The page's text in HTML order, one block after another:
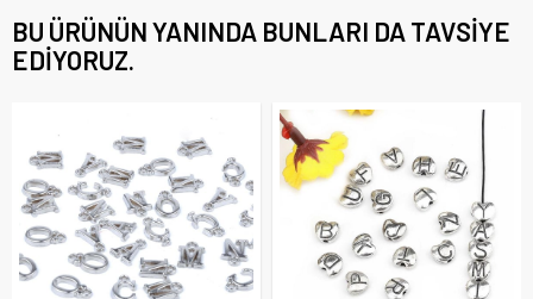
BU ÜRÜNÜN YANINDA BUNLARI DA TAVSIYE
EDIYORUZ.